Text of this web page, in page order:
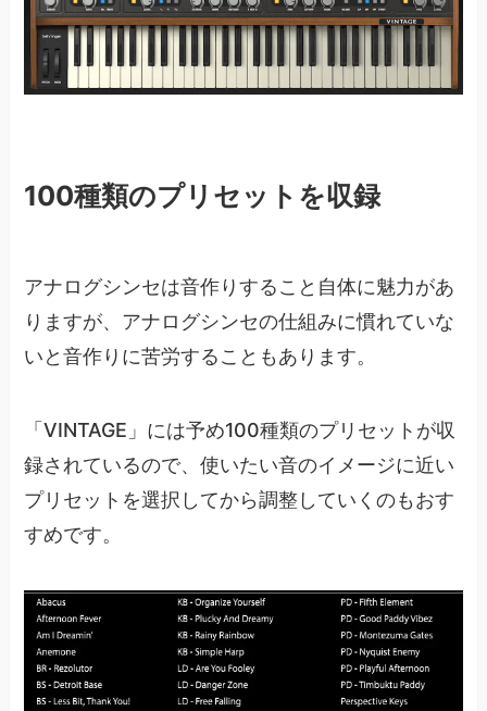
100種類のプリセットを収録
アナログシンセは音作りすること自体に魅力があ
りますが、アナログシンセの仕組みに慣れていな
いと音作りに苦労することもあります。
「VINTAGE」には予め100種類のプリセットが収
録されているので、使いたい音のイメージに近い
プリセットを選択してから調整していくのもおす
すめです。